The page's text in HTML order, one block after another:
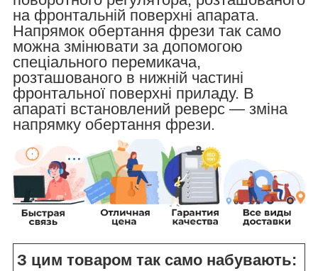
на фронтальній поверхні апарата.
Напрямок обертання фрези так само
можна змінювати за допомогою
спеціального перемикача,
розташованого в нижній частині
фронтальної поверхні приладу. В
апараті встановлений реверс — зміна
напрямку обертання фрези.
З цим товаром так само набувають: